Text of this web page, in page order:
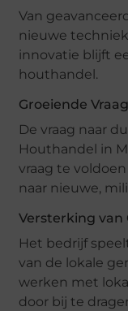
Van
nieuwe
innovatie blijft
houthandel.
Groeiende
De vraag naar
Houthandel in
vraag te
naar nieuwe,
Versterking van
Het bedrijf
van de lokale
werken met
door bij te